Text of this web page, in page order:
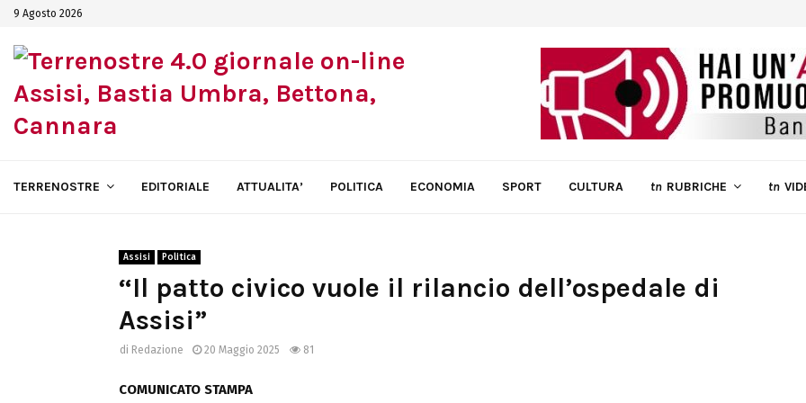
9 Agosto 2026
TERRENOSTRE EDITORIALE ATTUALITA’ POLITICA ECONOMIA SPORT CULTURA tn RUBRICHE tn
Assisi Politica
“Il patto civico vuole il rilancio dell’ospedale di
Assisi”
di Redazione 20 Maggio 2025 81
COMUNICATO STAMPA